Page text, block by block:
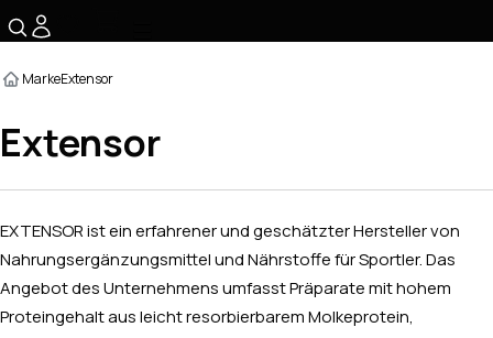
MarkeExtensor
Extensor
EXTENSOR ist ein erfahrener und geschätzter Hersteller von
Nahrungsergänzungsmittel und Nährstoffe für Sportler. Das
Angebot des Unternehmens umfasst Präparate mit hohem
Proteingehalt aus leicht resorbierbarem Molkeprotein,